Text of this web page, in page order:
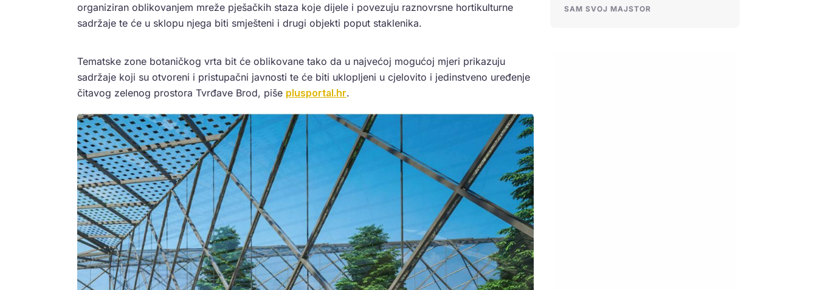
organiziran oblikovanjem mreže pješačkih staza koje dijele i povezuju raznovrsne hortikulturne
sadržaje te će u sklopu njega biti smješteni i drugi objekti poput staklenika.
Tematske zone botaničkog vrta bit će oblikovane tako da u najvećoj mogućoj mjeri prikazuju
sadržaje koji su otvoreni i pristupačni javnosti te će biti uklopljeni u cjelovito i jedinstveno uređenje
čitavog zelenog prostora Tvrđave Brod, piše plusportal.hr.
SAM SVOJ MAJSTOR